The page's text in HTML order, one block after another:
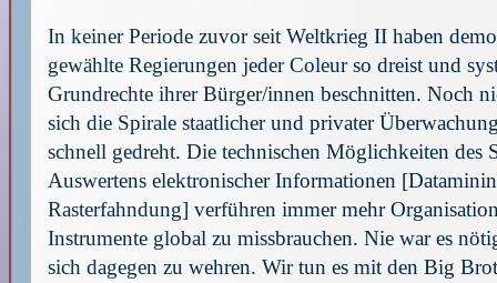
In keiner Periode zuvor seit Weltkrieg II haben
gewählte Regierungen jeder Coleur so dreist und
Grundrechte ihrer Bürger/innen beschnitten. Noch
sich die Spirale staatlicher und privater
schnell gedreht. Die technischen Möglichkeiten des
Auswertens elektronischer Informationen
Rasterfahndung] verführen immer mehr
Instrumente global zu missbrauchen. Nie war es
sich dagegen zu wehren. Wir tun es mit den Big